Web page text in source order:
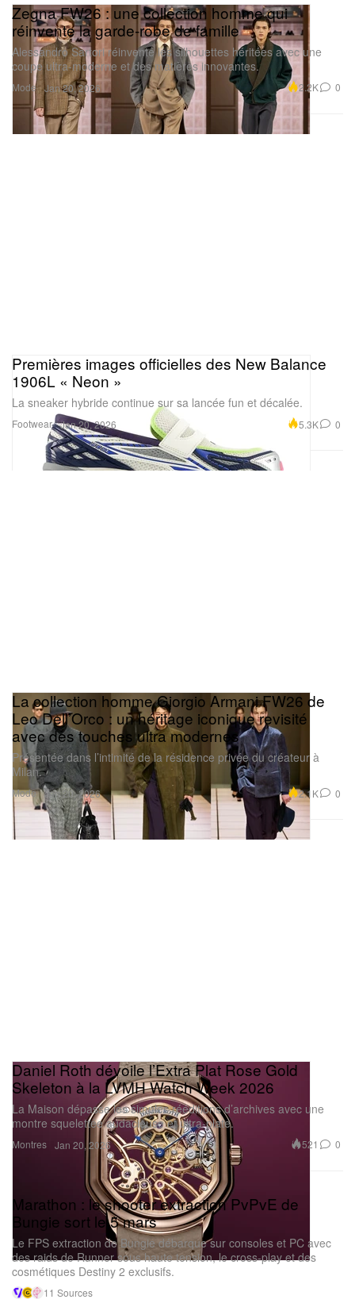
Mode
Zegna FW26 : une collection homme qui
réinvente la garde‑robe de famille
Alessandro Sartori réinvente les silhouettes héritées avec une
coupe ultra‑moderne et des matières innovantes.
Jan 20, 2026 2.2K 0
Footwear
Premières images officielles des New Balance
1906L « Neon »
La sneaker hybride continue sur sa lancée fun et décalée.
Jan 20, 2026 5.3K 0
Mode
La collection homme Giorgio Armani FW26 de
Leo Dell’Orco : un héritage iconique revisité
avec des touches ultra modernes
Présentée dans l’intimité de la résidence privée du créateur à
Milan.
Jan 20, 2026 2.1K 0
Montres
Daniel Roth dévoile l’Extra Plat Rose Gold
Skeleton à la LVMH Watch Week 2026
La Maison dépasse les simples rééditions d’archives avec une
montre squelettée audacieuse et ultra-plate.
Jan 20, 2026 521 0
Marathon : le shooter extraction PvPvE de
Bungie sort le 5 mars
Le FPS extraction de Bungie débarque sur consoles et PC avec
des raids de Runner sous haute tension, le cross-play et des
cosmétiques Destiny 2 exclusifs.
11 Sources